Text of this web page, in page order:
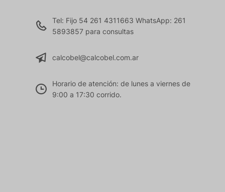
Tel: Fijo 54 261 4311663 WhatsApp: 261
5893857 para consultas
calcobel@calcobel.com.ar
Horario de atención: de lunes a viernes de
9:00 a 17:30 corrido.